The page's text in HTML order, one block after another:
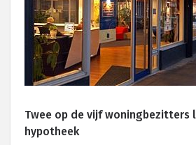
Twee op de vijf woningbezitters
hypotheek